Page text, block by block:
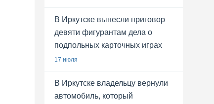
В Иркутске вынесли приговор
девяти фигурантам дела о
подпольных карточных играх
17 июля
В Иркутске владельцу вернули
автомобиль, который